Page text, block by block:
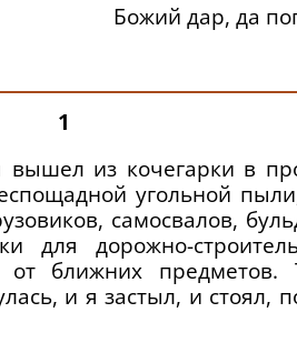
Божий дар, да
1
вышел из кочегарки в
угольной
самосвалов,
для дорожно-
ближних предметов.
и я застыл, и стоял,